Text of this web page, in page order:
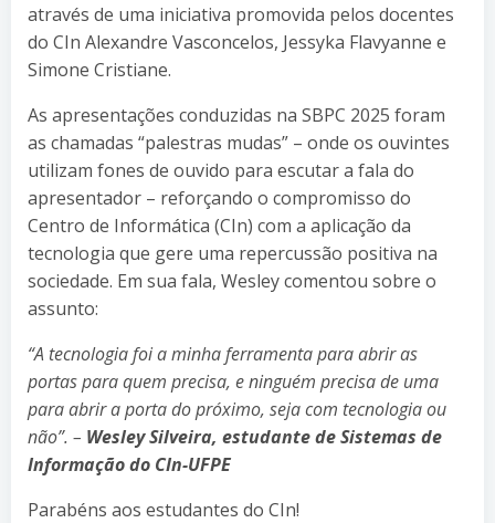
através de uma iniciativa promovida pelos docentes
do CIn Alexandre Vasconcelos, Jessyka Flavyanne e
Simone Cristiane.
As apresentações conduzidas na SBPC 2025 foram
as chamadas “palestras mudas” – onde os ouvintes
utilizam fones de ouvido para escutar a fala do
apresentador – reforçando o compromisso do
Centro de Informática (CIn) com a aplicação da
tecnologia que gere uma repercussão positiva na
sociedade. Em sua fala, Wesley comentou sobre o
assunto:
“A tecnologia foi a minha ferramenta para abrir as
portas para quem precisa, e ninguém precisa de uma
para abrir a porta do próximo, seja com tecnologia ou
não”. – Wesley Silveira, estudante de Sistemas de
Informação do CIn-UFPE
Parabéns aos estudantes do CIn!